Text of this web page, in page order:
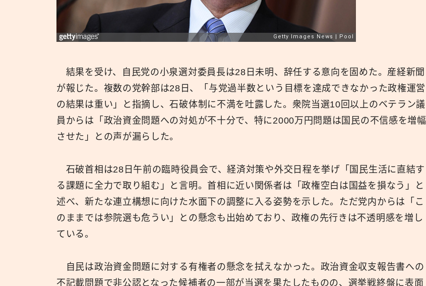
結果を受け、自民党の小泉選対委員長は28日未明、辞任する意向を固めた。産経新聞
が報じた。複数の党幹部は28日、「与党過半数という目標を達成できなかった政権運営
の結果は重い」と指摘し、石破体制に不満を吐露した。衆院当選10回以上のベテラン議
員からは「政治資金問題への対処が不十分で、特に2000万円問題は国民の不信感を増幅
させた」との声が漏らした。
石破首相は28日午前の臨時役員会で、経済対策や外交日程を挙げ「国民生活に直結す
る課題に全力で取り組む」と言明。首相に近い関係者は「政権空白は国益を損なう」と
述べ、新たな連立構想に向けた水面下の調整に入る姿勢を示した。ただ党内からは「こ
のままでは参院選も危うい」との懸念も出始めており、政権の先行きは不透明感を増し
ている。
自民は政治資金問題に対する有権者の懸念を拭えなかった。政治資金収支報告書への
不記載問題で非公認となった候補者の一部が当選を果たしたものの、選挙戦終盤に表面